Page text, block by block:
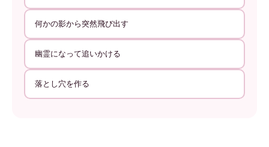
何かの影から突然飛び出す
幽霊になって追いかける
落とし穴を作る